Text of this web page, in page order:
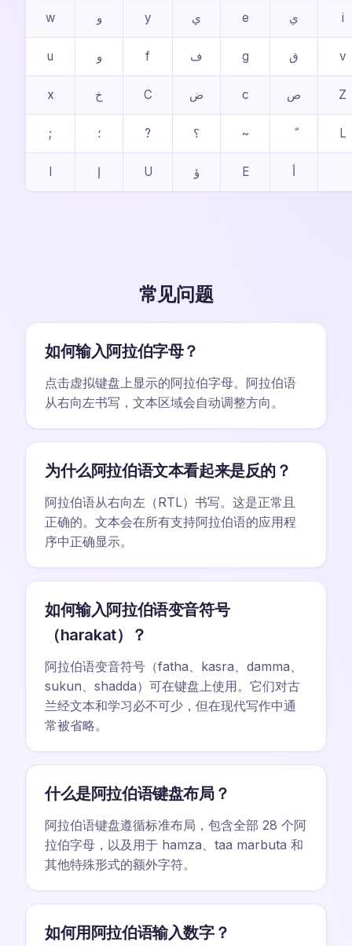
w و y ي e ي i
u و f ف g ق v
x خ C ض c ص Z
; ؛ ? ؟ ~ L
I إ U ؤ E أ
常见问题
如何输入阿拉伯字母？
点击虚拟键盘上显示的阿拉伯字母。阿拉伯语
从右向左书写，文本区域会自动调整方向。
为什么阿拉伯语文本看起来是反的？
阿拉伯语从右向左（RTL）书写。这是正常且
正确的。文本会在所有支持阿拉伯语的应用程
序中正确显示。
如何输入阿拉伯语变音符号
（harakat）？
阿拉伯语变音符号（fatha、kasra、damma、
sukun、shadda）可在键盘上使用。它们对古
兰经文本和学习必不可少，但在现代写作中通
常被省略。
什么是阿拉伯语键盘布局？
阿拉伯语键盘遵循标准布局，包含全部 28 个阿
拉伯字母，以及用于 hamza、taa marbuta 和
其他特殊形式的额外字符。
如何用阿拉伯语输入数字？